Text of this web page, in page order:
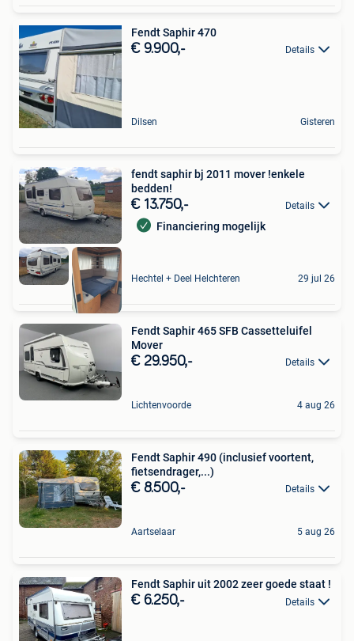
Fendt Saphir 470
€ 9.900,- Details
Dilsen Gisteren
fendt saphir bj 2011 mover !enkele
bedden!
€ 13.750,- Details
Financiering mogelijk
Hechtel + Deel Helchteren 29 jul 26
Fendt Saphir 465 SFB Cassetteluifel
Mover
€ 29.950,- Details
Lichtenvoorde 4 aug 26
Fendt Saphir 490 (inclusief voortent,
fietsendrager,...)
€ 8.500,- Details
Aartselaar 5 aug 26
Fendt Saphir uit 2002 zeer goede staat !
€ 6.250,- Details